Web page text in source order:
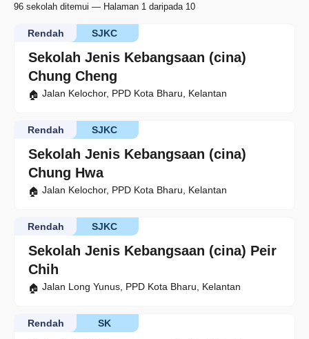
96 sekolah ditemui — Halaman 1 daripada 10
Sekolah Jenis Kebangsaan (cina)
Chung Cheng
SJKC
Rendah
Jalan Kelochor, PPD Kota Bharu, Kelantan
Sekolah Jenis Kebangsaan (cina)
Chung Hwa
SJKC
Rendah
Jalan Kelochor, PPD Kota Bharu, Kelantan
Sekolah Jenis Kebangsaan (cina) Peir
Chih
SJKC
Rendah
Jalan Long Yunus, PPD Kota Bharu, Kelantan
SK
Rendah